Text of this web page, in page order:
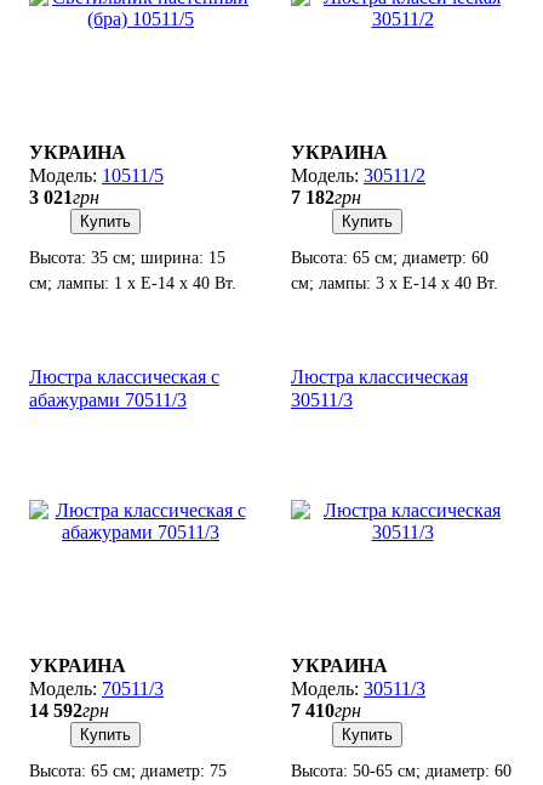
УКРАИНА
10511/5
3 021грн
Купить
Высота: 35 см; ширина: 15
см; лампы: 1 х Е-14 х 40 Вт.
УКРАИНА
30511/2
7 182грн
Купить
Высота: 65 см; диаметр: 60
см; лампы: 3 х Е-14 х 40 Вт.
Люстра классическая с
абажурами 70511/3
УКРАИНА
70511/3
14 592грн
Купить
Высота: 65 см; диаметр: 75
Люстра классическая
30511/3
УКРАИНА
30511/3
7 410грн
Купить
Высота: 50-65 см; диаметр: 60